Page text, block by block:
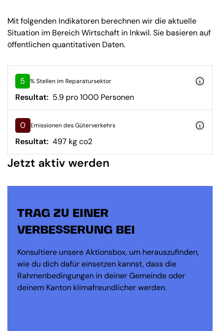
Mit folgenden Indikatoren berechnen wir die aktuelle
Situation im Bereich Wirtschaft in Inkwil. Sie basieren auf
öffentlichen quantitativen Daten.
5 % Stellen im Reparatursektor
Resultat: 5.9 pro 1000 Personen
0 Emissionen des Güterverkehrs
Resultat: 497 kg co2
Jetzt aktiv werden
TRAG ZU EINER
VERBESSERUNG BEI
Konsultiere unsere Aktionsbox, um herauszufinden,
wie du dich dafür einsetzen kannst, dass die
Rahmenbedingungen in deiner Gemeinde oder
deinem Kanton klimafreundlicher werden.